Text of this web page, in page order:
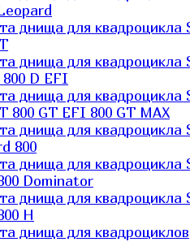
днища для квадроцикла
днища для квадроцикла
800 D EFI
днища для квадроцикла
800 GT EFI 800 GT MAX
днища для квадроцикла
800
днища для квадроцикла
Dominator
днища для квадроцикла
H
днища для квадроциклов